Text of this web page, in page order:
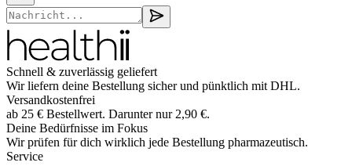
Schnell & zuverlässig geliefert
Wir liefern deine Bestellung sicher und pünktlich mit DHL.
Versandkostenfrei
ab 25 € Bestellwert. Darunter nur 2,90 €.
Deine Bedürfnisse im Fokus
Wir prüfen für dich wirklich jede Bestellung pharmazeutisch.
Service